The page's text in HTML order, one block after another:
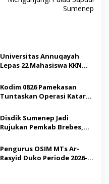
Sumenep
Universitas Annuqayah
Lepas 22 Mahasiswa KKN
Saudi
Kodim 0826 Pamekasan
Tuntaskan Operasi Katarak
Tindakan Medis
Disdik Sumenep Jadi
Rujukan Pemkab Brebes,
Pendidikan Berbasis
Budaya
Pengurus OSIM MTs Ar-
Rasyid Duko Periode 2026-